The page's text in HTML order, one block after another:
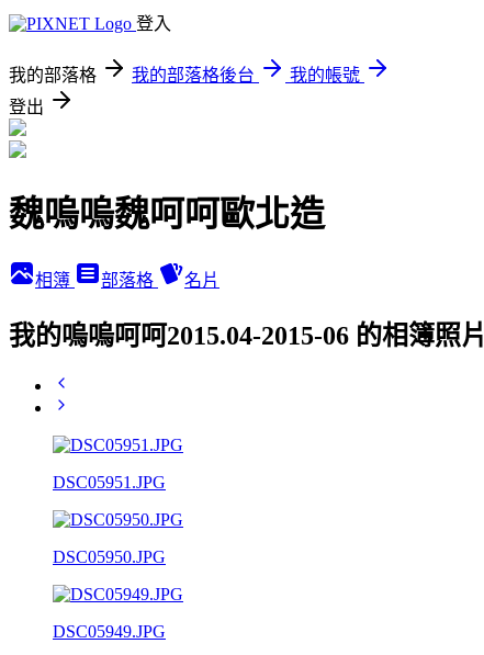
登入
我的部落格 我的部落格後台
我的帳號
登出
魏嗚嗚魏呵呵歐北造
相簿 部落格 名片
我的嗚嗚呵呵2015.04-2015-06 的相簿照片
DSC05951.JPG
DSC05950.JPG
DSC05949.JPG